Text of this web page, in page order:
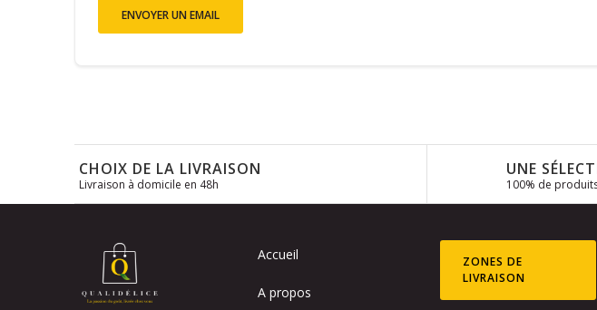
ENVOYER UN EMAIL
CHOIX DE LA LIVRAISON
Livraison à domicile en 48h
UNE
100% de
Accueil
A propos
ZONES DE
LIVRAISON